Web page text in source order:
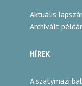
Aktuális
Archivált
HÍREK
A szatymazi